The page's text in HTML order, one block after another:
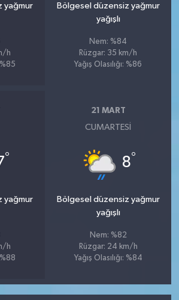
yağmur
h
%85
Bölgesel düzensiz yağmur
yağışlı
Nem: %84
Rüzgar: 35 km/h
Yağış Olasılığı: %86
°
yağmur
h
%88
21 MART
CUMARTESI
8°
Bölgesel düzensiz yağmur
yağışlı
Nem: %82
Rüzgar: 24 km/h
Yağış Olasılığı: %84